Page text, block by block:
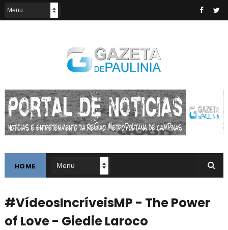
HOME
#VídeosIncríveisMP - The Power
of Love - Giedie Laroco